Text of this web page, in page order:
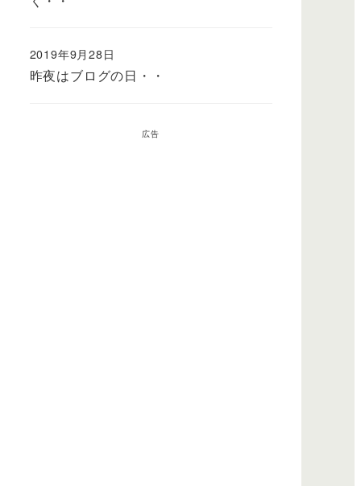
昨夜はブログの日・・
2019年9月28日
広告